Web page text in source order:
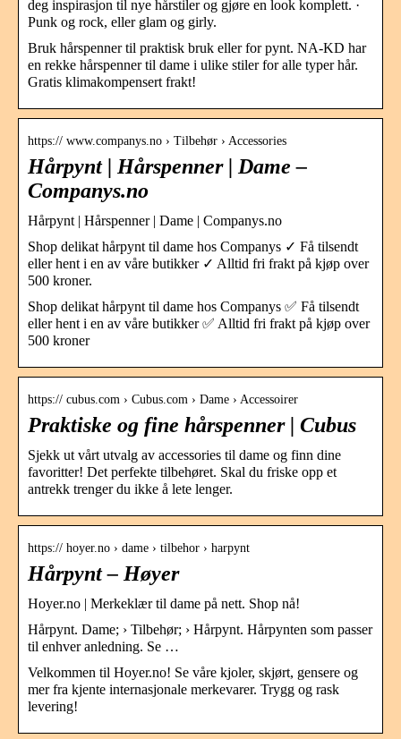
deg inspirasjon til nye hårstiler og gjøre en look komplett. ·
Punk og rock, eller glam og girly.
Bruk hårspenner til praktisk bruk eller for pynt. NA-KD har
en rekke hårspenner til dame i ulike stiler for alle typer hår.
Gratis klimakompensert frakt!
https:// www.companys.no › Tilbehør › Accessories
Hårpynt | Hårspenner | Dame –
Companys.no
Hårpynt | Hårspenner | Dame | Companys.no
Shop delikat hårpynt til dame hos Companys ✓ Få tilsendt
eller hent i en av våre butikker ✓ Alltid fri frakt på kjøp over
500 kroner.
Shop delikat hårpynt til dame hos Companys ✅ Få tilsendt
eller hent i en av våre butikker ✅ Alltid fri frakt på kjøp over
500 kroner
https:// cubus.com › Cubus.com › Dame › Accessoirer
Praktiske og fine hårspenner | Cubus
Sjekk ut vårt utvalg av accessories til dame og finn dine
favoritter! Det perfekte tilbehøret. Skal du friske opp et
antrekk trenger du ikke å lete lenger.
https:// hoyer.no › dame › tilbehor › harpynt
Hårpynt – Høyer
Hoyer.no | Merkeklær til dame på nett. Shop nå!
Hårpynt. Dame; › Tilbehør; › Hårpynt. Hårpynten som passer
til enhver anledning. Se …
Velkommen til Hoyer.no! Se våre kjoler, skjørt, gensere og
mer fra kjente internasjonale merkevarer. Trygg og rask
levering!